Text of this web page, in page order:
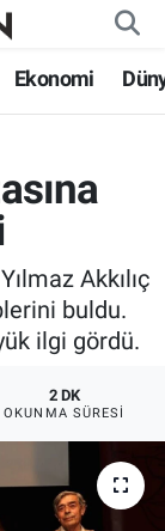
Ekonomi
Akkılıç
buldu.
ilgi gördü.
2 DK
OKUNMA SÜRESI